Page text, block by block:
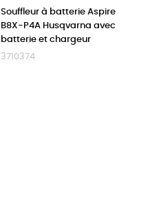
Souffleur à batterie Aspire
B8X-P4A Husqvarna avec
batterie et chargeur
3710374